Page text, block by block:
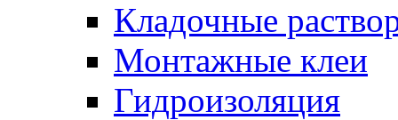
Кладочные
Монтажные клеи
Гидроизоляция